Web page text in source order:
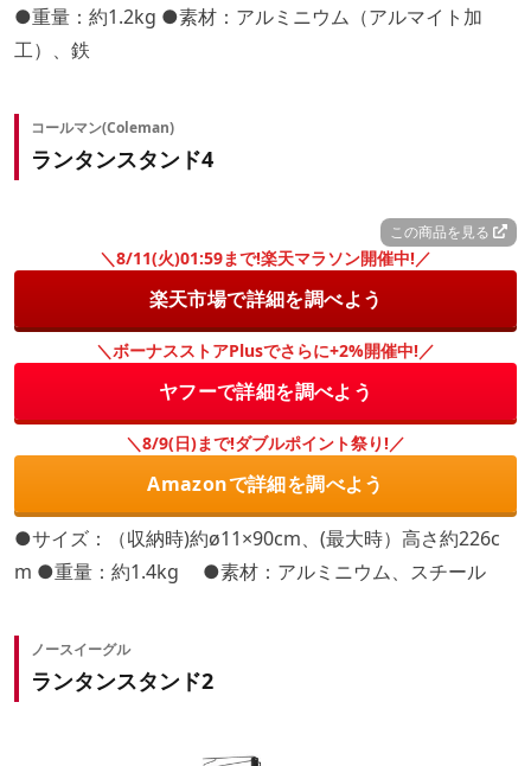
●重量：約1.2kg ●素材：アルミニウム（アルマイト加
工）、鉄
コールマン(Coleman)
ランタンスタンド4
この商品を見る
＼8/11(火)01:59まで!楽天マラソン開催中!／
楽天市場で詳細を調べよう
＼ボーナスストアPlusでさらに+2%開催中!／
ヤフーで詳細を調べよう
＼8/9(日)まで!ダブルポイント祭り!／
Amazonで詳細を調べよう
●サイズ：（収納時)約ø11×90cm、(最大時）高さ約226c
m ●重量：約1.4kg ●素材：アルミニウム、スチール
ノースイーグル
ランタンスタンド2